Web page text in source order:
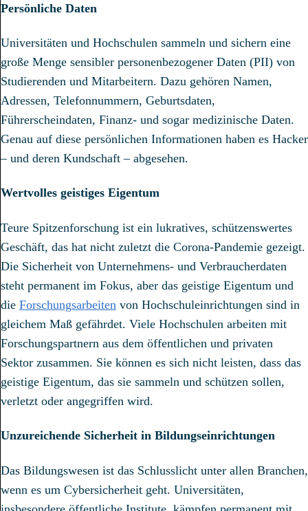
Persönliche Daten
Universitäten und Hochschulen sammeln und sichern eine
große Menge sensibler personenbezogener Daten (PII) von
Studierenden und Mitarbeitern. Dazu gehören Namen,
Adressen, Telefonnummern, Geburtsdaten,
Führerscheindaten, Finanz- und sogar medizinische Daten.
Genau auf diese persönlichen Informationen haben es Hacker
– und deren Kundschaft – abgesehen.
Wertvolles geistiges Eigentum
Teure Spitzenforschung ist ein lukratives, schützenswertes
Geschäft, das hat nicht zuletzt die Corona-Pandemie gezeigt.
Die Sicherheit von Unternehmens- und Verbraucherdaten
steht permanent im Fokus, aber das geistige Eigentum und
die Forschungsarbeiten von Hochschuleinrichtungen sind in
gleichem Maß gefährdet. Viele Hochschulen arbeiten mit
Forschungspartnern aus dem öffentlichen und privaten
Sektor zusammen. Sie können es sich nicht leisten, dass das
geistige Eigentum, das sie sammeln und schützen sollen,
verletzt oder angegriffen wird.
Unzureichende Sicherheit in Bildungseinrichtungen
Das Bildungswesen ist das Schlusslicht unter allen Branchen,
wenn es um Cybersicherheit geht. Universitäten,